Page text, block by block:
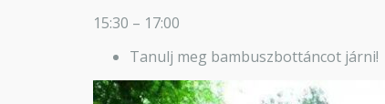
15:30 – 17:00
Tanulj meg bambuszbottáncot járni!